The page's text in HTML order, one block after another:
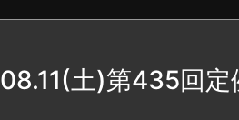
土)第435回